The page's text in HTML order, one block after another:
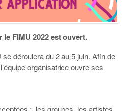
le FIMU 2022 est ouvert.
déroulera du 2 au 5 juin. Afin de
organisatrice ouvre ses